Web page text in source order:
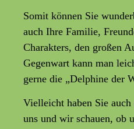
Somit können Sie
auch Ihre Familie,
Charakters, den großen
Gegenwart kann man
gerne die „Delphine der
Vielleicht haben Sie
uns und wir schauen, ob